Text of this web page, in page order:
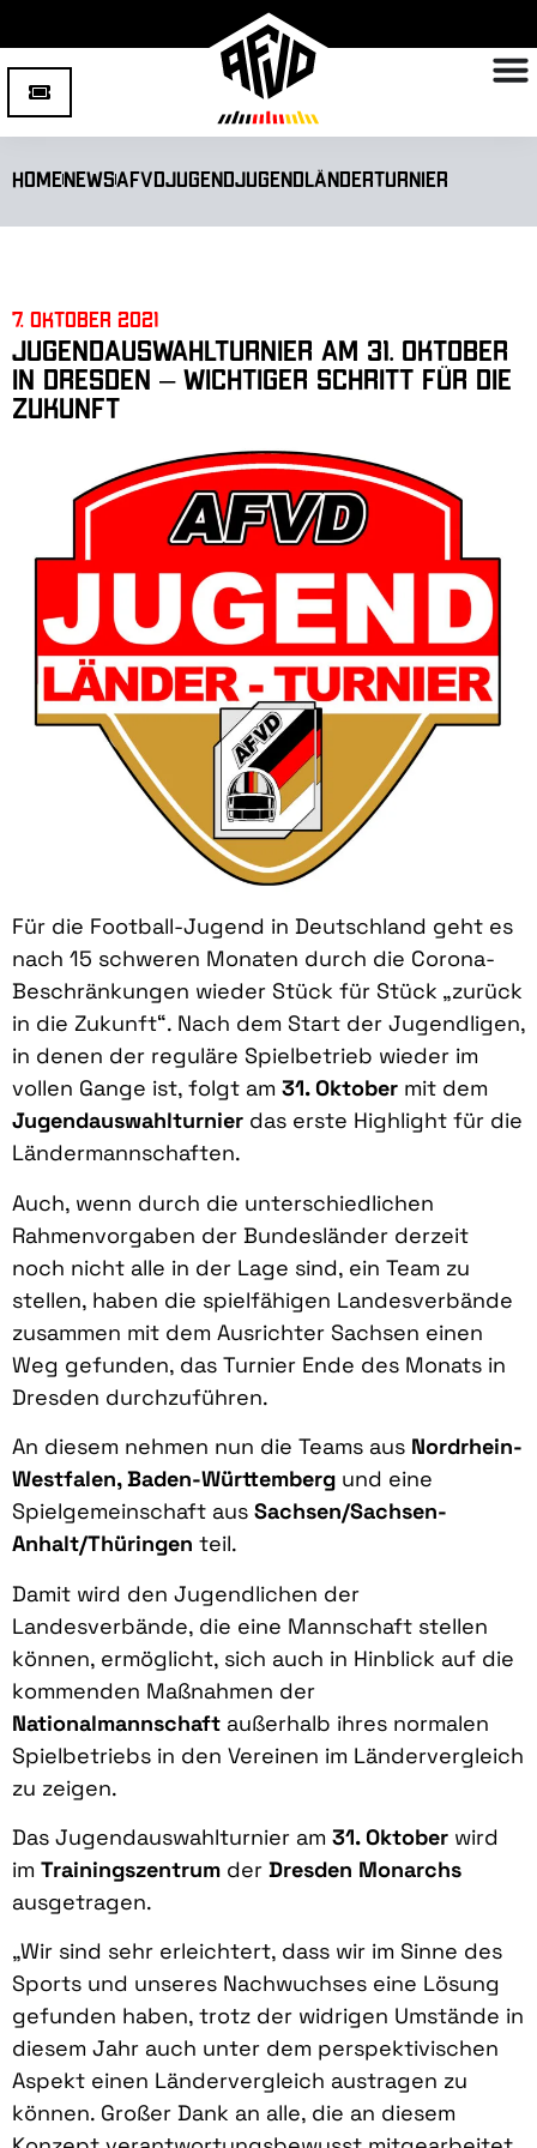
HomeNewsAFVDJugendJugendländerturnier
7. Oktober 2021
Jugendauswahlturnier am 31. Oktober
in Dresden – wichtiger Schritt für die
Zukunft
Für die Football-Jugend in Deutschland geht es
nach 15 schweren Monaten durch die Corona-
Beschränkungen wieder Stück für Stück „zurück
in die Zukunft“. Nach dem Start der Jugendligen,
in denen der reguläre Spielbetrieb wieder im
vollen Gange ist, folgt am 31. Oktober mit dem
Jugendauswahlturnier das erste Highlight für die
Ländermannschaften.
Auch, wenn durch die unterschiedlichen
Rahmenvorgaben der Bundesländer derzeit
noch nicht alle in der Lage sind, ein Team zu
stellen, haben die spielfähigen Landesverbände
zusammen mit dem Ausrichter Sachsen einen
Weg gefunden, das Turnier Ende des Monats in
Dresden durchzuführen.
An diesem nehmen nun die Teams aus Nordrhein-
Westfalen, Baden-Württemberg und eine
Spielgemeinschaft aus Sachsen/Sachsen-
Anhalt/Thüringen teil.
Damit wird den Jugendlichen der
Landesverbände, die eine Mannschaft stellen
können, ermöglicht, sich auch in Hinblick auf die
kommenden Maßnahmen der
Nationalmannschaft außerhalb ihres normalen
Spielbetriebs in den Vereinen im Ländervergleich
zu zeigen.
Das Jugendauswahlturnier am 31. Oktober wird
im Trainingszentrum der Dresden Monarchs
ausgetragen.
„Wir sind sehr erleichtert, dass wir im Sinne des
Sports und unseres Nachwuchses eine Lösung
gefunden haben, trotz der widrigen Umstände in
diesem Jahr auch unter dem perspektivischen
Aspekt einen Ländervergleich austragen zu
können. Großer Dank an alle, die an diesem